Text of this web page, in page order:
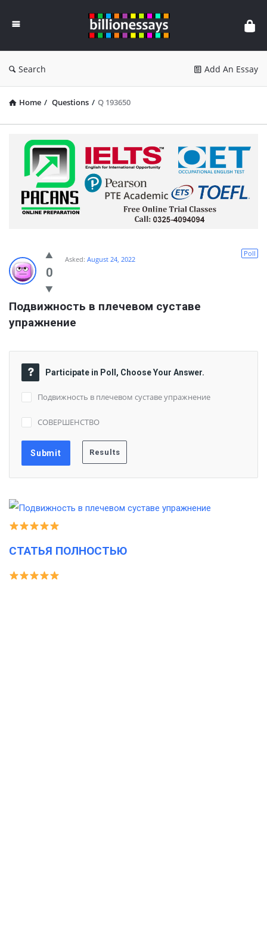
Essays
Search Add An Essay
Home / Questions / Q 193650
0
Poll
Asked: August 24, 2022
Подвижность в плечевом суставе
упражнение
Participate in Poll, Choose Your Answer.
Подвижность в плечевом суставе упражнение
СОВЕРШЕНСТВО
СТАТЬЯ ПОЛНОСТЬЮ